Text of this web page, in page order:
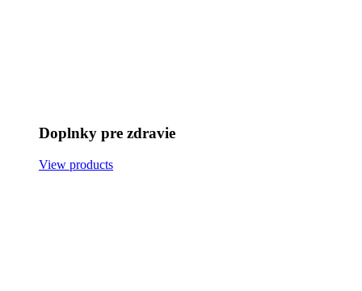
Doplnky pre zdravie
View products